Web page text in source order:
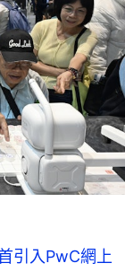
引入PwC網上